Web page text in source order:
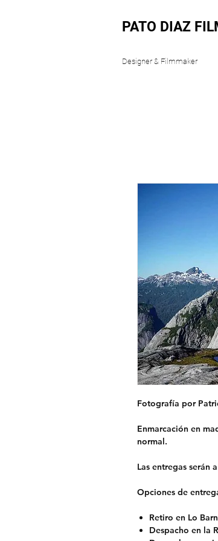
PATO DIAZ
Designer & Filmmaker
Fotografía por
Enmarcación en
normal.
Las entregas serán
Opciones de
Retiro en Lo
Despacho en la